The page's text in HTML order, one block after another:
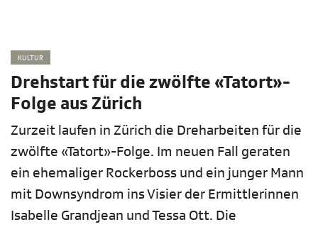
KULTUR
Drehstart für die zwölfte «Tatort»-
Folge aus Zürich
Zurzeit laufen in Zürich die Dreharbeiten für die
zwölfte «Tatort»-Folge. Im neuen Fall geraten
ein ehemaliger Rockerboss und ein junger Mann
mit Downsyndrom ins Visier der Ermittlerinnen
Isabelle Grandjean und Tessa Ott. Die